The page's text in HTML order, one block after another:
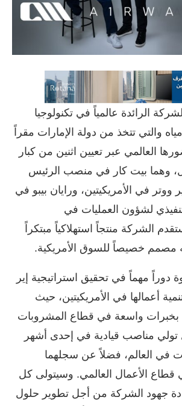
الرائدة عالمياً في تكنولوجيا
والتي تتخذ من دولة الإمارات مقراً
العالمي عبر تعيين اثنين من كبار
وهما بيت كار في منصب الرئيس
ووتر في الأمريكيتين، ورايان بيبو في
لشؤون العمليات في
الشركة منتجاً استهلاكياً مبتكراً
مصمم خصيصاً للسوق الأمريكية.
دوراً مهماً في تحقيق استراتيجية إير
أعمالها في الأمريكيتين، حيث
واسعة في قطاع المشروبات
تولي مناصب قيادية في إحدى أشهر
في العالم، فضلاً عن سجلهما
قطاع الأعمال العالمي. وسيتولى كل
جهود الشركة من أجل تطوير حلول